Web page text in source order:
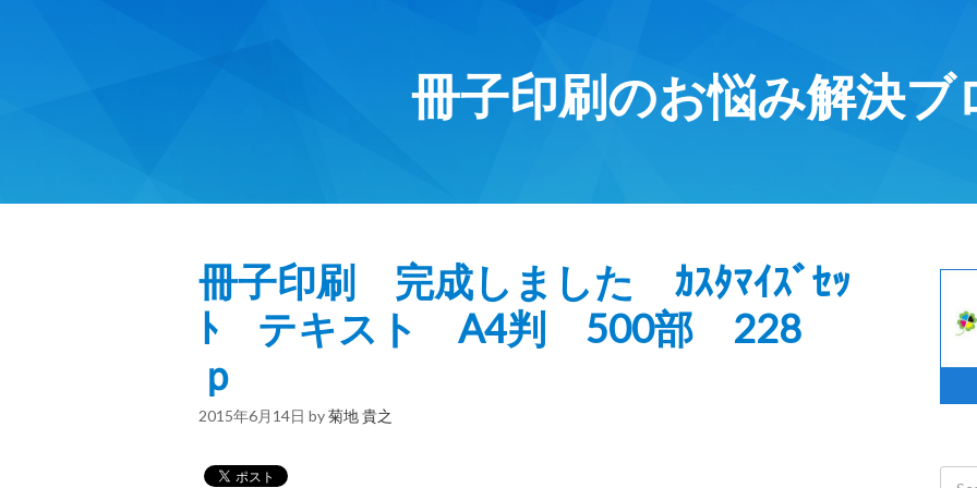
冊子印刷のお悩み解決ブ
冊子印刷 完成しました ｶｽﾀﾏｲｽﾞｾｯ
ﾄ テキスト A4判 500部 228
ｐ
2015年6月14日 by菊地 貴之